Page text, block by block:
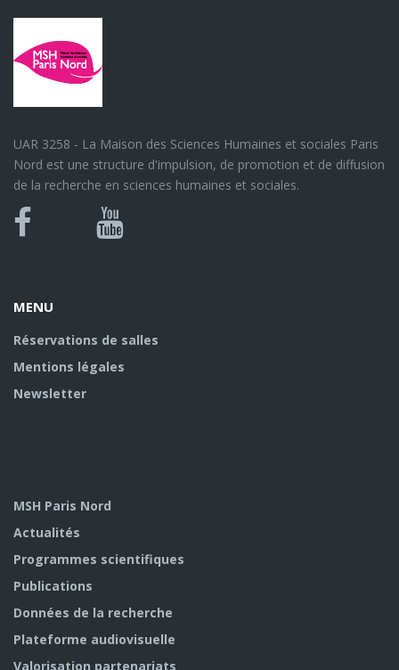
UAR 3258 - La Maison des Sciences Humaines et sociales Paris
Nord est une structure d'impulsion, de promotion et de diffusion
de la recherche en sciences humaines et sociales.
Bluesky
Canal
MENU
Réservations de salles
Mentions légales
Newsletter
MSH Paris Nord
Actualités
Programmes scientifiques
Publications
Données de la recherche
Plateforme audiovisuelle
Valorisation partenariats